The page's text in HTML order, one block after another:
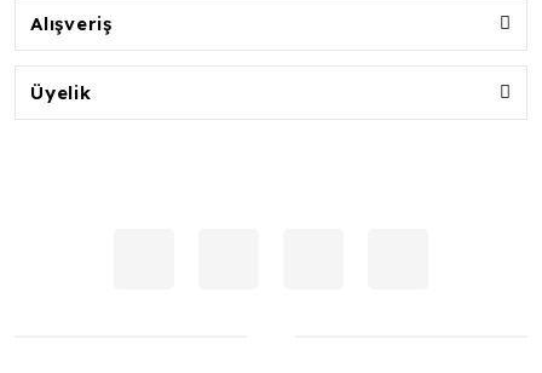
Alışveriş
Üyelik